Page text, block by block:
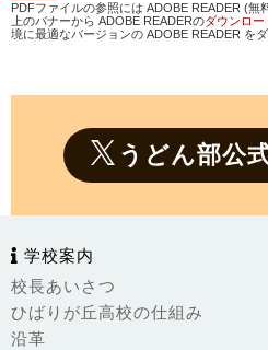
PDFファイルの参照には ADOBE READER (無
上のバナーから ADOBE READERのダウンロー
境に最適なバージョンの ADOBE READER を
うどん部公
学校案内
校長あいさつ
ひばりが丘高校の仕組み
沿革